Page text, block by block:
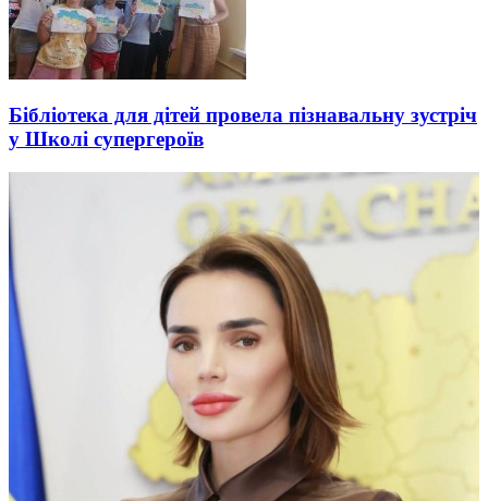
Бібліотека для дітей провела пізнавальну зустріч
у Школі супергероїв